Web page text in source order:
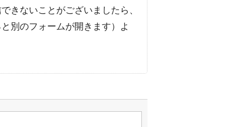
きないことがございましたら、
別のフォームが開きます）よ